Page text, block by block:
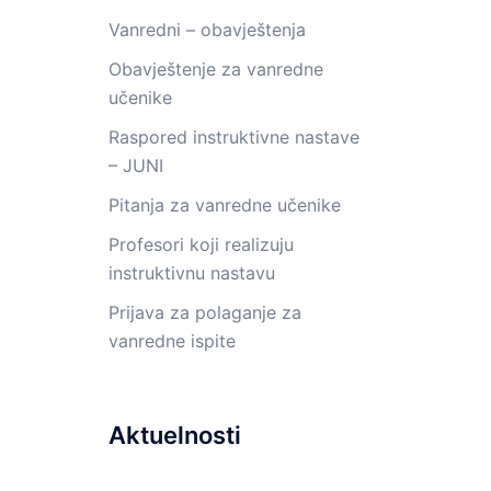
Vanredni – obavještenja
Obavještenje za vanredne
učenike
Raspored instruktivne nastave
– JUNI
Pitanja za vanredne učenike
Profesori koji realizuju
instruktivnu nastavu
Prijava za polaganje za
vanredne ispite
Aktuelnosti